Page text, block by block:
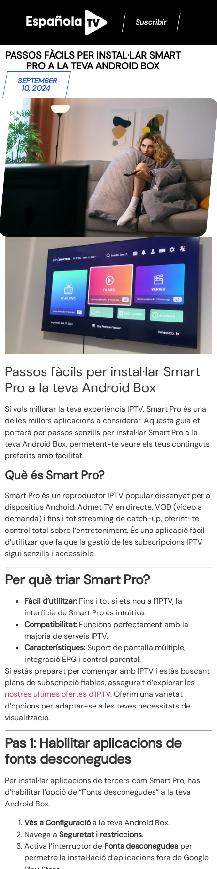
Suscribir
PASSOS FÀCILS PER INSTAL·LAR SMART
PRO A LA TEVA ANDROID BOX
SEPTEMBER
10, 2024
Passos fàcils per instal·lar Smart
Pro a la teva Android Box
Si vols millorar la teva experiència IPTV, Smart Pro és una
de les millors aplicacions a considerar. Aquesta guia et
portarà per passos senzills per instal·lar Smart Pro a la
teva Android Box, permetent-te veure els teus continguts
preferits amb facilitat.
Què és Smart Pro?
Smart Pro és un reproductor IPTV popular dissenyat per a
dispositius Android. Admet TV en directe, VOD (vídeo a
demanda) i fins i tot streaming de catch-up, oferint-te
control total sobre l’entreteniment. És una aplicació fàcil
d’utilitzar que fa que la gestió de les subscripcions IPTV
sigui senzilla i accessible.
Per què triar Smart Pro?
Fàcil d’utilitzar: Fins i tot si ets nou a l’IPTV, la
interfície de Smart Pro és intuïtiva.
Compatibilitat: Funciona perfectament amb la
majoria de serveis IPTV.
Característiques:Suport de pantalla múltiple,
integració EPG i control parental.
Si estàs preparat per començar amb IPTV i estàs buscant
plans de subscripció fiables, assegura’t d’explorar les
nostres últimes ofertes d’IPTV. Oferim una varietat
d’opcions per adaptar-se a les teves necessitats de
visualització.
Pas 1: Habilitar aplicacions de
fonts desconegudes
Per instal·lar aplicacions de tercers com Smart Pro, has
d’habilitar l’opció de “Fonts desconegudes” a la teva
Android Box.
Vés a Configuracióa la teva Android Box.
Navega a Seguretat i restriccions.
Activa l’interruptor de Fonts desconegudes per
permetre la instal·lació d’aplicacions fora de Google